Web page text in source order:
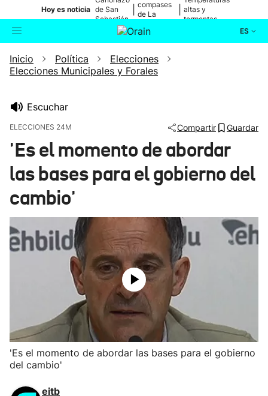
Hoy es noticia de San
Sebastián
compases
de La
altas y
tormentas
ES
Buscador Actualidad
Ikusmiran
Inicio Política
Elecciones
Elecciones Municipales y Forales
Escuchar
ELECCIONES 24M Compartir Guardar
'Es el momento de abordar
las bases para el gobierno del
cambio'
'Es el momento de abordar las bases para el gobierno
del cambio'
eitb